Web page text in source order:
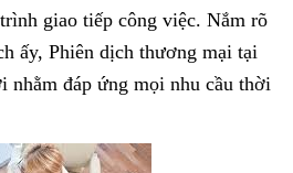
giao tiếp công việc. Nắm rõ
ấy, Phiên dịch thương mại tại
đáp ứng mọi nhu cầu thời